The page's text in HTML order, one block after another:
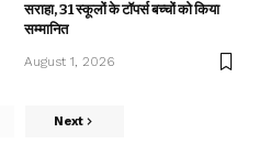
सराहा, 31 स्कूलों के टॉपर्स बच्चों को किया
सम्मानित
August 1, 2026
Next